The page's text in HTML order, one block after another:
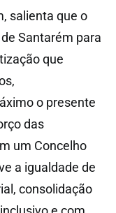
salienta que o
Santarém para
que
o presente
das
um Concelho
a igualdade de
consolidação